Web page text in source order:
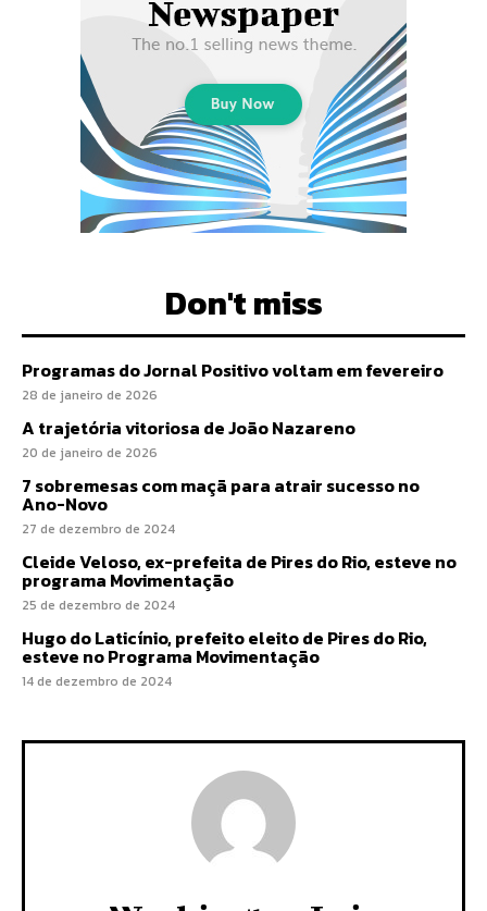
Don't miss
Programas do Jornal Positivo voltam em fevereiro
28 de janeiro de 2026
A trajetória vitoriosa de João Nazareno
20 de janeiro de 2026
7 sobremesas com maçã para atrair sucesso no
Ano-Novo
27 de dezembro de 2024
Cleide Veloso, ex-prefeita de Pires do Rio, esteve no
programa Movimentação
25 de dezembro de 2024
Hugo do Laticínio, prefeito eleito de Pires do Rio,
esteve no Programa Movimentação
14 de dezembro de 2024